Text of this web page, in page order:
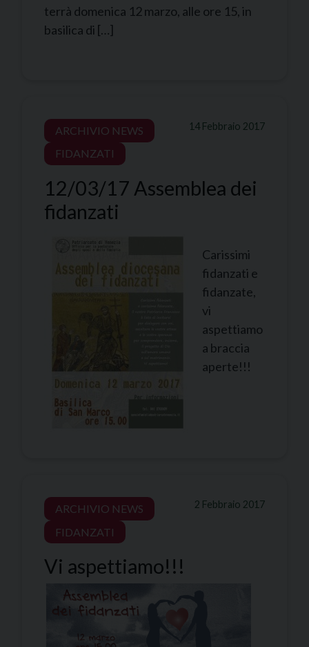
terrà domenica 12 marzo, alle ore 15, in
basilica di […]
14 Febbraio 2017
ARCHIVIO NEWS
FIDANZATI
12/03/17 Assemblea dei
fidanzati
Carissimi
fidanzati e
fidanzate,
vi
aspettiamo
a braccia
aperte!!!
2 Febbraio 2017
ARCHIVIO NEWS
FIDANZATI
Vi aspettiamo!!!